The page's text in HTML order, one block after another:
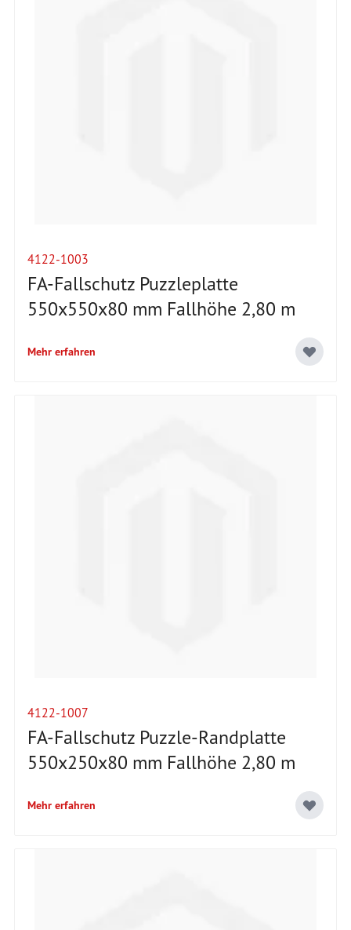
4122-1003
FA-Fallschutz Puzzleplatte
550x550x80 mm Fallhöhe 2,80 m
Mehr erfahren
4122-1007
FA-Fallschutz Puzzle-Randplatte
550x250x80 mm Fallhöhe 2,80 m
Mehr erfahren